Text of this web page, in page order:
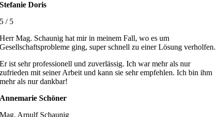
Stefanie Doris
5 / 5
Herr Mag. Schaunig hat mir in meinem Fall, wo es um
Gesellschaftsprobleme ging, super schnell zu einer Lösung verholfen.
Er ist sehr professionell und zuverlässig. Ich war mehr als nur
zufrieden mit seiner Arbeit und kann sie sehr empfehlen. Ich bin ihm
mehr als nur dankbar!
Annemarie Schöner
Mag. Arnulf Schaunig